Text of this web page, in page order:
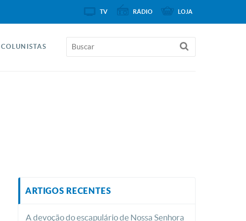
COLUNISTAS
ARTIGOS RECENTES
A devoção do escapulário de Nossa Senhora
TV RÁDIO LOJA